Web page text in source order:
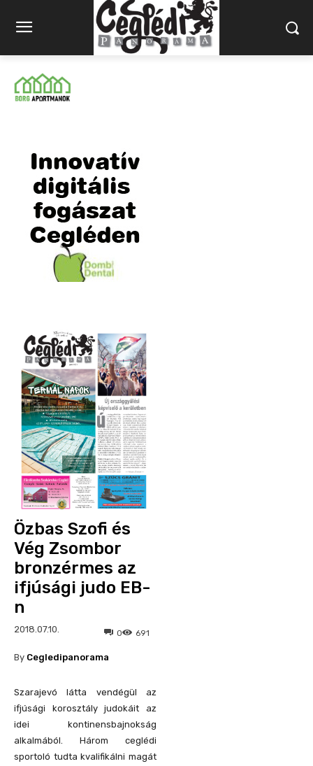
Özbas Szofi és
Vég Zsombor
bronzérmes az
ifjúsági judo EB-
n
2018.07.10. 691
0
By Cegledipanorama
Szarajevó látta vendégül az
ifjúsági korosztály judokáit az
idei kontinensbajnokság
alkalmából. Három ceglédi
sportoló tudta kvalifikálni magát